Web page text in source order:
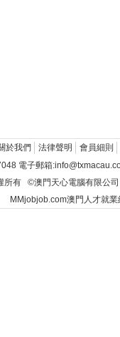
於我們 法律聲明
會員細則
電子郵箱
所有 ©澳門天心電腦有限公
MMjobjob.com澳門人才就